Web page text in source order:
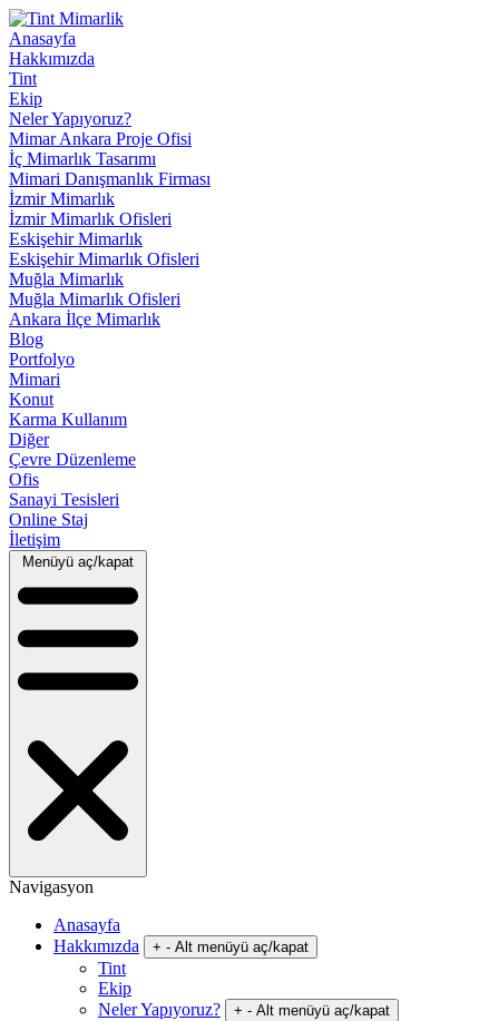
Anasayfa
Hakkımızda
Tint
Ekip
Neler Yapıyoruz?
Mimar Ankara Proje Ofisi
İç Mimarlık Tasarımı
Mimari Danışmanlık Firması
İzmir Mimarlık
İzmir Mimarlık Ofisleri
Eskişehir Mimarlık
Eskişehir Mimarlık Ofisleri
Muğla Mimarlık
Muğla Mimarlık Ofisleri
Ankara İlçe Mimarlık
Blog
Portfolyo
Mimari
Konut
Karma Kullanım
Diğer
Çevre Düzenleme
Ofis
Sanayi Tesisleri
Online Staj
İletişim
Menüyü aç/kapat
Navigasyon
Anasayfa
Hakkımızda
+ - Alt menüyü aç/kapat
Tint
Ekip
Neler Yapıyoruz?
+ - Alt menüyü aç/kapat